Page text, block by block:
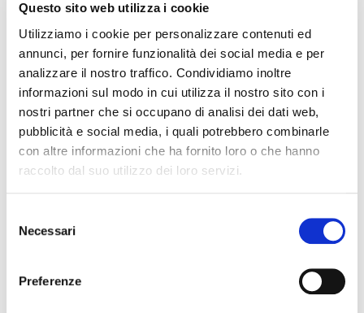
Questo sito web utilizza i cookie
Utilizziamo i cookie per personalizzare contenuti ed
annunci, per fornire funzionalità dei social media e per
analizzare il nostro traffico. Condividiamo inoltre
informazioni sul modo in cui utilizza il nostro sito con i
nostri partner che si occupano di analisi dei dati web,
pubblicità e social media, i quali potrebbero combinarle
con altre informazioni che ha fornito loro o che hanno
raccolto dal suo utilizzo dei loro servizi.
Necessari
Preferenze
Bergamo # Bergamo
RASSEGNA STAMPA: LETTERA A L’ECO DI
BERGAMO
In allegato la lettera pubblicata su L’Eco di Bergamo del
2/09/08, con il bilancio di un anno dallo scoppio della "crisi
FIAIP NETWORK.